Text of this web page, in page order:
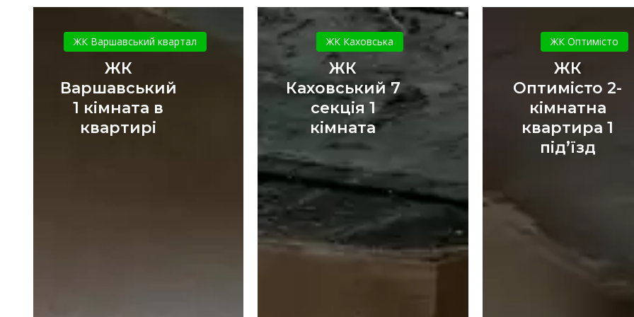
ЖК
Варшавський
1
в
квартирі
ЖК Варшавський квартал
ЖК
Варшавський
1 кімната в
квартирі
ЖК
Каховський
7
секція
1
кімната
ЖК Каховська
ЖК
Каховський 7
секція 1
кімната
Оптимісто
2-
квартира
1
під’їзд
ЖК Оптимісто
ЖК
Оптимісто 2-
кімнатна
квартира 1
під’їзд